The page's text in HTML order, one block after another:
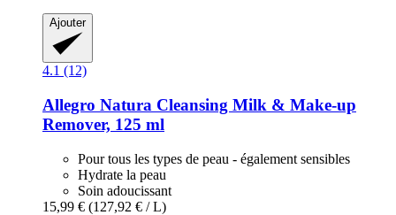
Ajouter
4.1 (12)
Allegro Natura Cleansing Milk & Make-​up
Remover, 125 ml
Pour tous les types de peau - également sensibles
Hydrate la peau
Soin adoucissant
15,99 € (127,92 € / L)